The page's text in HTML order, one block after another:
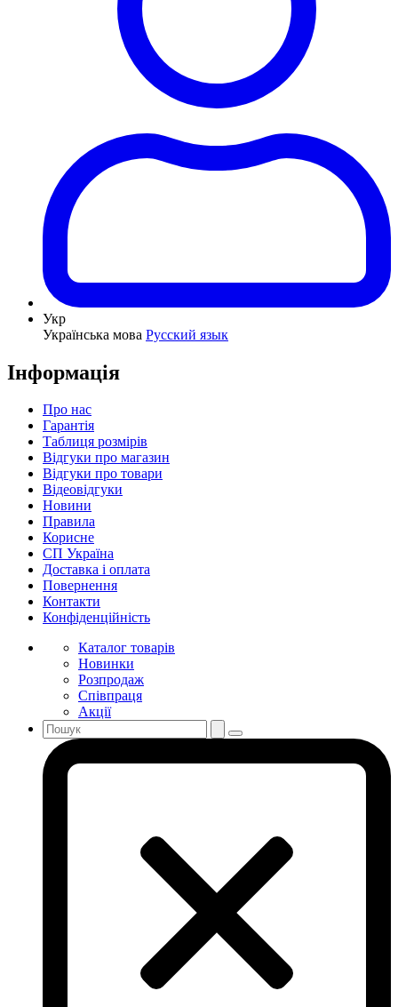
Укр
Українська мова Русский язык
Інформація
Про нас
Гарантія
Таблиця розмірів
Відгуки про магазин
Відгуки про товари
Відеовідгуки
Новини
Правила
Корисне
СП Україна
Доставка і оплата
Повернення
Контакти
Конфіденційність
Каталог товарів
Новинки
Розпродаж
Співпраця
Акції